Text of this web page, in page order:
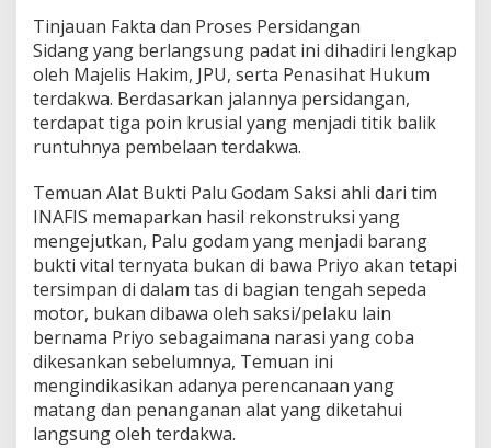
Tinjauan Fakta dan Proses Persidangan
Sidang yang berlangsung padat ini dihadiri lengkap
oleh Majelis Hakim, JPU, serta Penasihat Hukum
terdakwa. Berdasarkan jalannya persidangan,
terdapat tiga poin krusial yang menjadi titik balik
runtuhnya pembelaan terdakwa.
Temuan Alat Bukti Palu Godam Saksi ahli dari tim
INAFIS memaparkan hasil rekonstruksi yang
mengejutkan, Palu godam yang menjadi barang
bukti vital ternyata bukan di bawa Priyo akan tetapi
tersimpan di dalam tas di bagian tengah sepeda
motor, bukan dibawa oleh saksi/pelaku lain
bernama Priyo sebagaimana narasi yang coba
dikesankan sebelumnya, Temuan ini
mengindikasikan adanya perencanaan yang
matang dan penanganan alat yang diketahui
langsung oleh terdakwa.